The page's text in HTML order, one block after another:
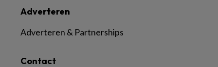
Contact
Adverteren
Adverteren & Partnerships